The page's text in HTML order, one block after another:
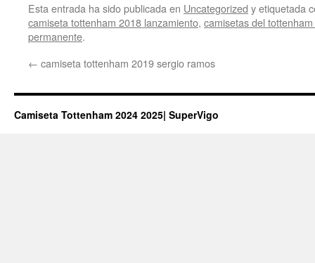
Esta entrada ha sido publicada en Uncategorized y etiquetada
camiseta tottenham 2018 lanzamiento, camisetas del
permanente.
← camiseta tottenham 2019 sergio ramos
Camiseta Tottenham 2024 2025| SuperVigo